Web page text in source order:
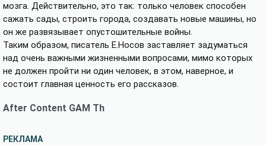
мозга. Действительно, это так: только человек способен
сажать сады, строить города, создавать новые машины, но
он же развязывает опустошительные войны.
Таким образом, писатель Е.Носов заставляет задуматься
над очень важными жизненными вопросами, мимо которых
не должен пройти ни один человек, в этом, наверное, и
состоит главная ценность его рассказов.
After Content GAM Th
РЕКЛАМА